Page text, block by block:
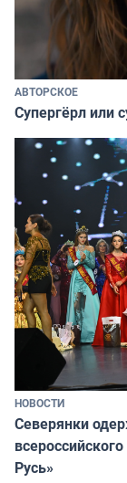
АВТОРСКОЕ
Супергёрл или
НОВОСТИ
Северянки
Русь»